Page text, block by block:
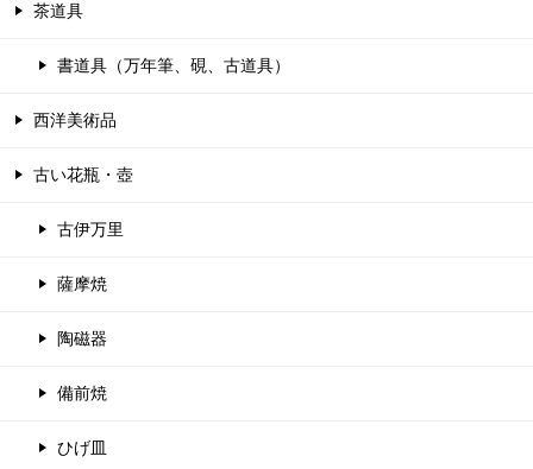
茶道具
書道具（万年筆、硯、古道具）
西洋美術品
古い花瓶・壺
古伊万里
薩摩焼
陶磁器
備前焼
ひげ皿